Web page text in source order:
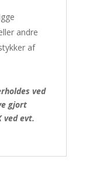
andre
af
ved
gjort
ved evt.